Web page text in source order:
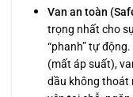
Van an toàn
trọng nhất cho
“phanh” tự
(mất áp suất),
dầu không thoát